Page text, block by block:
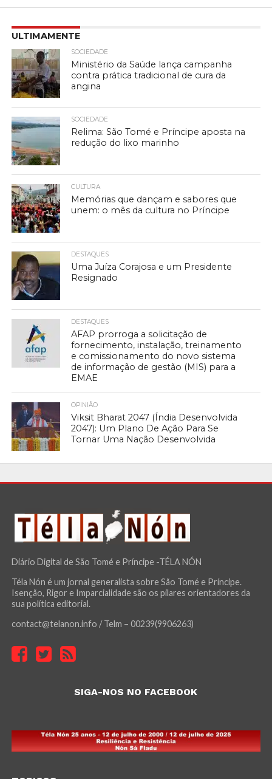
ULTIMAMENTE
SOCIEDADE
Ministério da Saúde lança campanha
contra prática tradicional de cura da
angina
SOCIEDADE
Relima: São Tomé e Príncipe aposta na
redução do lixo marinho
CULTURA
Memórias que dançam e sabores que
unem: o mês da cultura no Príncipe
DESTAQUES
Uma Juíza Corajosa e um Presidente
Resignado
DESTAQUES
AFAP prorroga a solicitação de
fornecimento, instalação, treinamento
e comissionamento do novo sistema
de informação de gestão (MIS) para a
EMAE
OPINIÃO
Viksit Bharat 2047 (Índia Desenvolvida
2047): Um Plano De Ação Para Se
Tornar Uma Nação Desenvolvida
Diário Digital de São Tomé e Príncipe -TÉLA NÓN
Téla Nón é um jornal generalista sobre São Tomé e Príncipe.
Isenção, Rigor e Imparcialidade são os pilares orientadores da
sua política editorial.
contact@telanon.info / Telm – 00239(9906263)
SIGA-NOS NO FACEBOOK